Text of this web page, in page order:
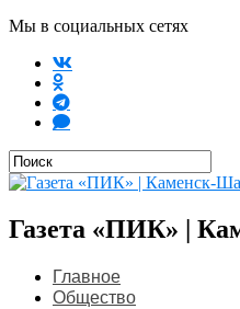
Мы в социальных сетях
Газета «ПИК» |
Главное
Общество